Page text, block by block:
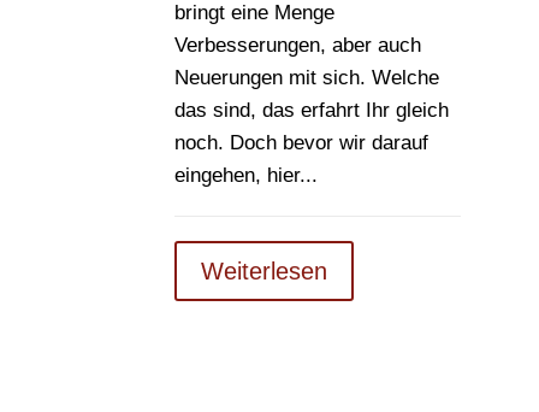
bringt eine Menge
Verbesserungen, aber auch
Neuerungen mit sich. Welche
das sind, das erfahrt Ihr gleich
noch. Doch bevor wir darauf
eingehen, hier...
Weiterlesen